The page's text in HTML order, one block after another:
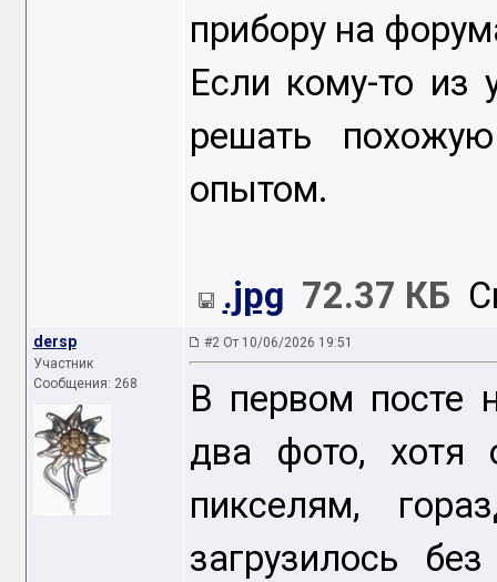
прибору на
Если кому-то из
решать
опытом.
.jpg 72.37 КБ
dersp
Участник
Сообщения: 268
#2 От 10/06/2026 19:51
В первом посте
два фото,
пикселям,
загрузилось